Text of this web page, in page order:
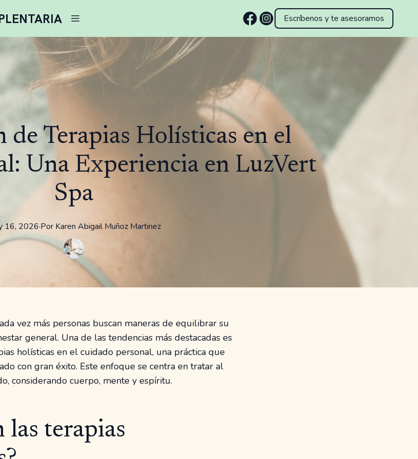
Escríbenos y te asesoramos
de Terapias Holísticas en el
Una Experiencia en LuzVert
Spa
16, 2026·Por Karen Abigail Muñoz Martinez
vez más personas buscan maneras de equilibrar su
general. Una de las tendencias más destacadas es
holísticas en el cuidado personal, una práctica que
con gran éxito. Este enfoque se centra en tratar al
considerando cuerpo, mente y espíritu.
las terapias